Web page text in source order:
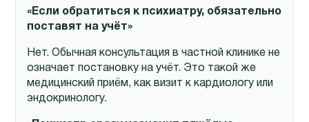
«Если обратиться к психиатру, обязательно
поставят на учёт»
Нет. Обычная консультация в частной клинике не
означает постановку на учёт. Это такой же
медицинский приём, как визит к кардиологу или
эндокринологу.